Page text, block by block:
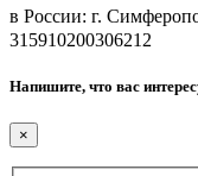
в России: г.
315910200306212
Напишите, что вас
×